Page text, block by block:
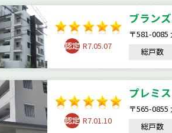
R7.05.07
ブラン
〒581-
総戸数
R7.01.10
プレミ
〒565-0855
総戸数